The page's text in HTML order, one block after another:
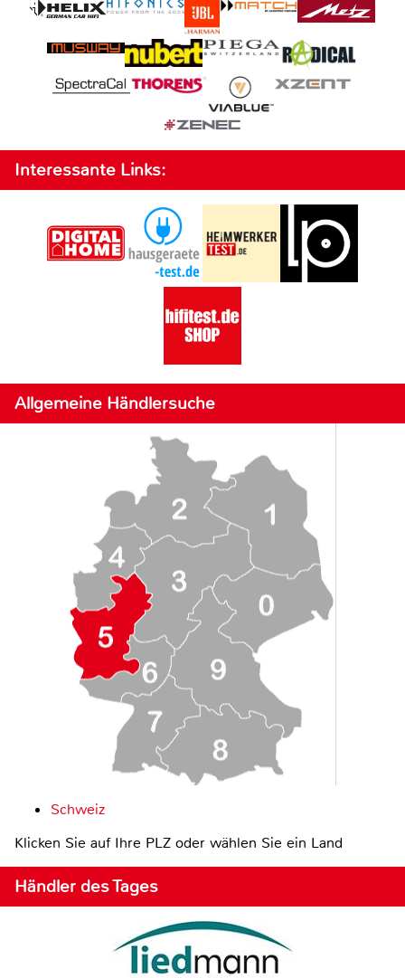
Interessante Links:
Allgemeine Händlersuche
Schweiz
Klicken Sie auf Ihre PLZ oder wählen Sie ein Land
Händler des Tages